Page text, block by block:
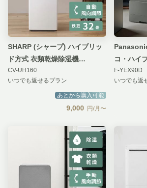
SHARP (シャープ) ハイブリッ
ド方式 衣類乾燥除湿機
HYBRID 365
CV-UH160
いつでも返せるプラン
あとから購入可能
9,000 円/月〜
コ・ハイ
除湿機
F-YEX90D
いつでも返